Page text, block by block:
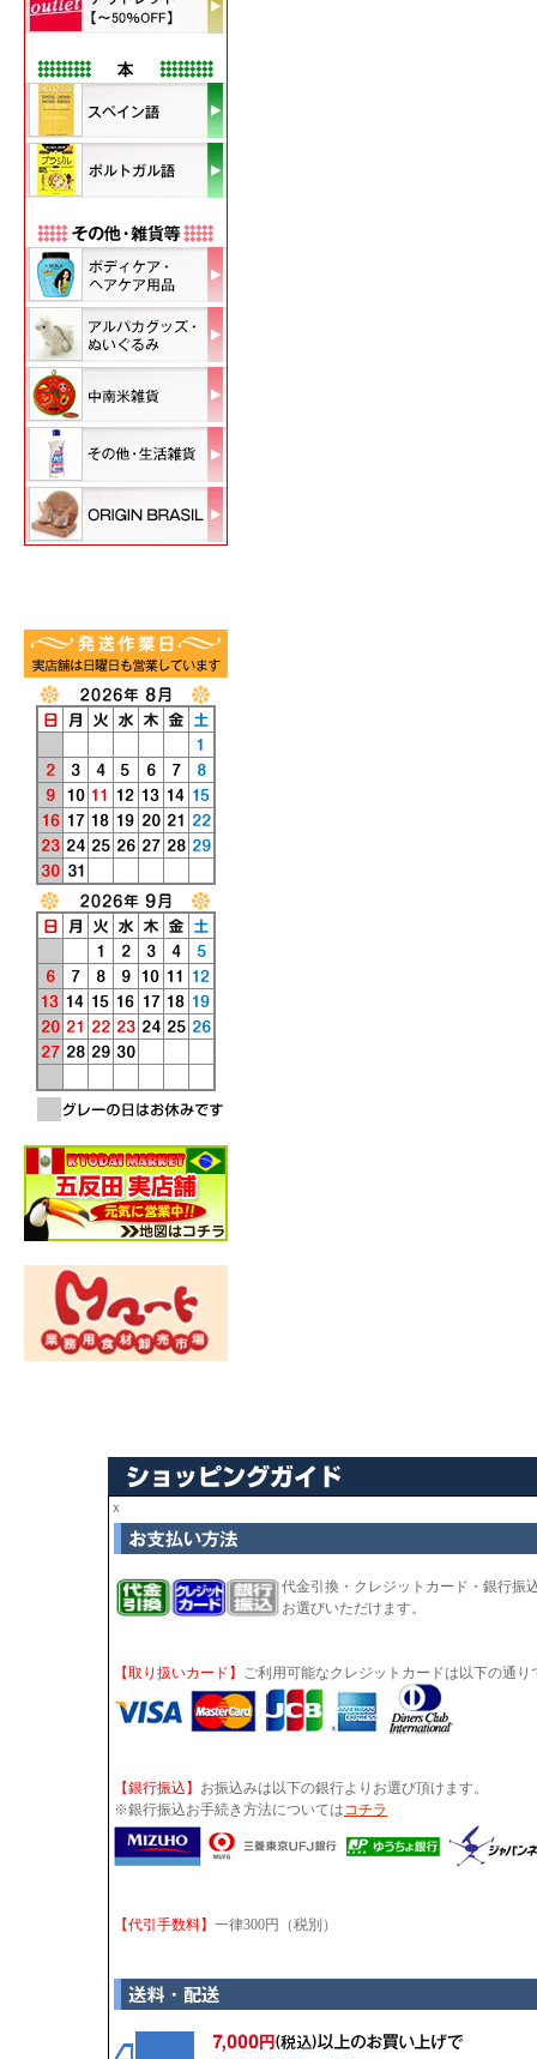
ｘ
代金引換・クレジットカード・銀行振
お選びいただけます。
【取り扱いカード】 ご利用可能なクレジットカードは以下の通り
【銀行振込】 お振込みは以下の銀行よりお選び頂けます。
※銀行振込お手続き方法についてはコチラ
【代引手数料】 一律300円（税別）